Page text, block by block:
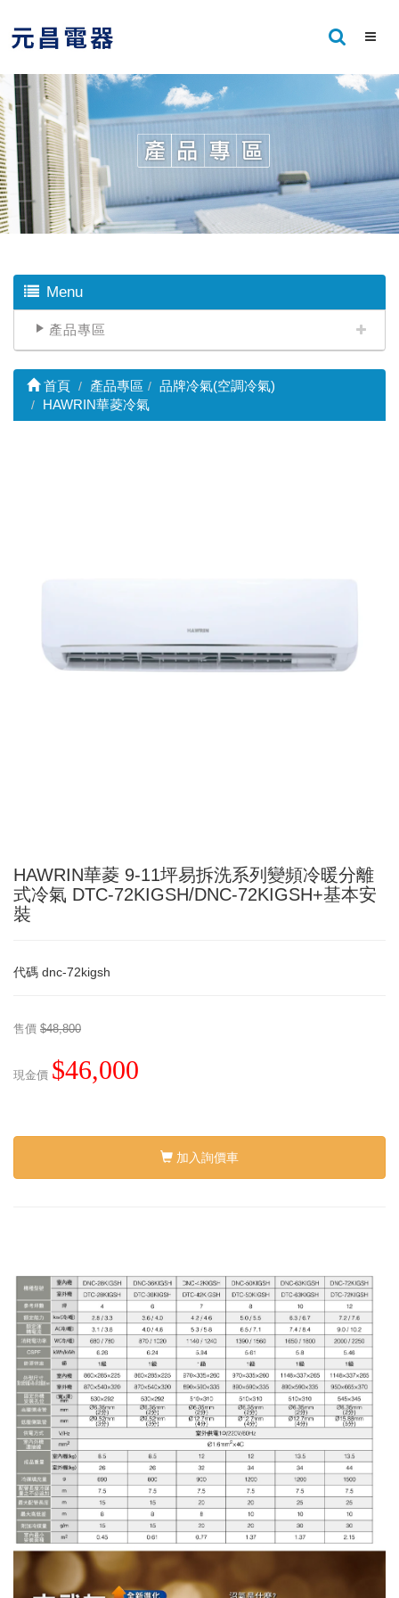
Menu
產品專區
首頁 產品專區
品牌冷氣(空調冷氣)
HAWRIN華菱冷氣
HAWRIN華菱 9-11坪易拆洗系列變頻冷暖分離
式冷氣 DTC-72KIGSH/DNC-72KIGSH+基本安
裝
代碼 dnc-72kigsh
售價 $48,800
現金價 $46,000
加入詢價車